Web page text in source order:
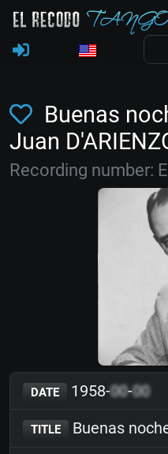
Buenas
Juan
Recording number:
DATE 1958-00-00
TITLE Buenas